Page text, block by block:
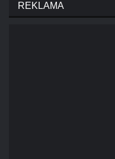
REKLAMA